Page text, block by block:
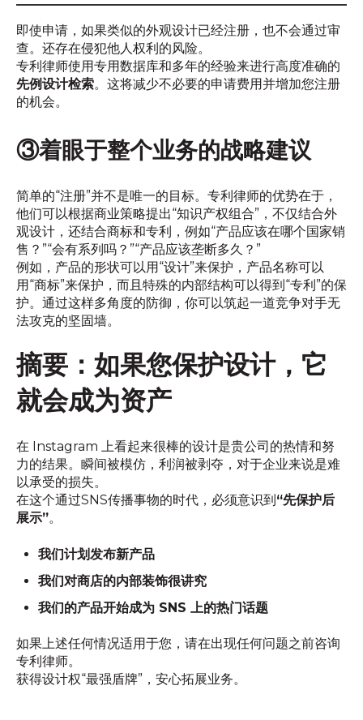
即使申请，如果类似的外观设计已经注册，也不会通过审
查。还存在侵犯他人权利的风险。
专利律师使用专用数据库和多年的经验来进行高度准确的
先例设计检索。这将减少不必要的申请费用并增加您注册
的机会。
③着眼于整个业务的战略建议
简单的“注册”并不是唯一的目标。专利律师的优势在于，
他们可以根据商业策略提出“知识产权组合”，不仅结合外
观设计，还结合商标和专利，例如“产品应该在哪个国家销
售？”“会有系列吗？”“产品应该垄断多久？”
例如，产品的形状可以用“设计”来保护，产品名称可以
用“商标”来保护，而且特殊的内部结构可以得到“专利”的保
护。通过这样多角度的防御，你可以筑起一道竞争对手无
法攻克的坚固墙。
摘要：如果您保护设计，它
就会成为资产
在 Instagram 上看起来很棒的设计是贵公司的热情和努
力的结果。瞬间被模仿，利润被剥夺，对于企业来说是难
以承受的损失。
在这个通过SNS传播事物的时代，必须意识到 “先保护后
展示”。
我们计划发布新产品
我们对商店的内部装饰很讲究
我们的产品开始成为 SNS 上的热门话题
如果上述任何情况适用于您，请在出现任何问题之前咨询
专利律师。
获得设计权“最强盾牌”，安心拓展业务。